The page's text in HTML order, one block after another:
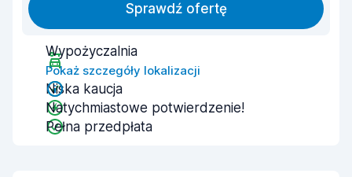
Sprawdź ofertę
Wypożyczalnia
Pokaż szczegóły lokalizacji
Niska kaucja
Natychmiastowe potwierdzenie!
Pełna przedpłata